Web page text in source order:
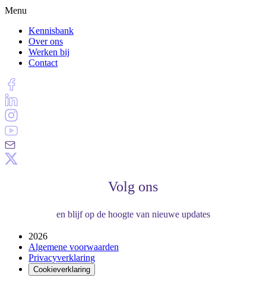
Menu
Kennisbank
Over ons
Werken bij
Contact
Volg ons
en blijf op de hoogte van nieuwe updates
2026
Algemene voorwaarden
Privacyverklaring
Cookieverklaring